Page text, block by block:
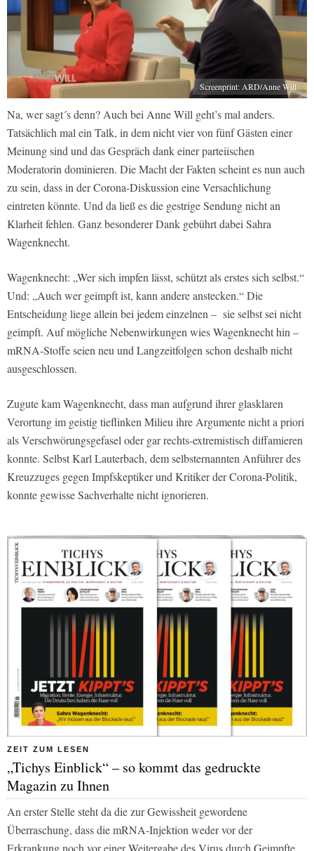
Screenprint: ARD/Anne Will
Na, wer sagt´s denn? Auch bei Anne Will geht’s mal anders.
Tatsächlich mal ein Talk, in dem nicht vier von fünf Gästen einer
Meinung sind und das Gespräch dank einer parteiischen
Moderatorin dominieren. Die Macht der Fakten scheint es nun auch
zu sein, dass in der Corona-Diskussion eine Versachlichung
eintreten könnte. Und da ließ es die gestrige Sendung nicht an
Klarheit fehlen. Ganz besonderer Dank gebührt dabei Sahra
Wagenknecht.
Wagenknecht: „Wer sich impfen lässt, schützt als erstes sich selbst.“
Und: „Auch wer geimpft ist, kann andere anstecken.“ Die
Entscheidung liege allein bei jedem einzelnen – sie selbst sei nicht
geimpft. Auf mögliche Nebenwirkungen wies Wagenknecht hin –
mRNA-Stoffe seien neu und Langzeitfolgen schon deshalb nicht
ausgeschlossen.
Zugute kam Wagenknecht, dass man aufgrund ihrer glasklaren
Verortung im geistig tieflinken Milieu ihre Argumente nicht a priori
als Verschwörungsgefasel oder gar rechts-extremistisch diffamieren
konnte. Selbst Karl Lauterbach, dem selbsternannten Anführer des
Kreuzzuges gegen Impfskeptiker und Kritiker der Corona-Politik,
konnte gewisse Sachverhalte nicht ignorieren.
ZEIT ZUM LESEN
„Tichys Einblick“ – so kommt das gedruckte
Magazin zu Ihnen
An erster Stelle steht da die zur Gewissheit gewordene
Überraschung, dass die mRNA-Injektion weder vor der
Erkrankung noch vor einer Weitergabe des Virus durch Geimpfte